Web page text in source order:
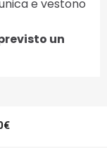
e vestono
un